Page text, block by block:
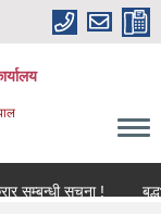
सम्बन्धी सूचना !